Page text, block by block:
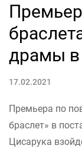
драмы в
17.02.2021
Премьера по
браслет» в
Цисарука